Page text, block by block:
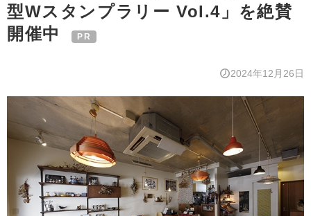
型Wスタンプラリー Vol.4」を絶賛
開催中
2024年12月26日